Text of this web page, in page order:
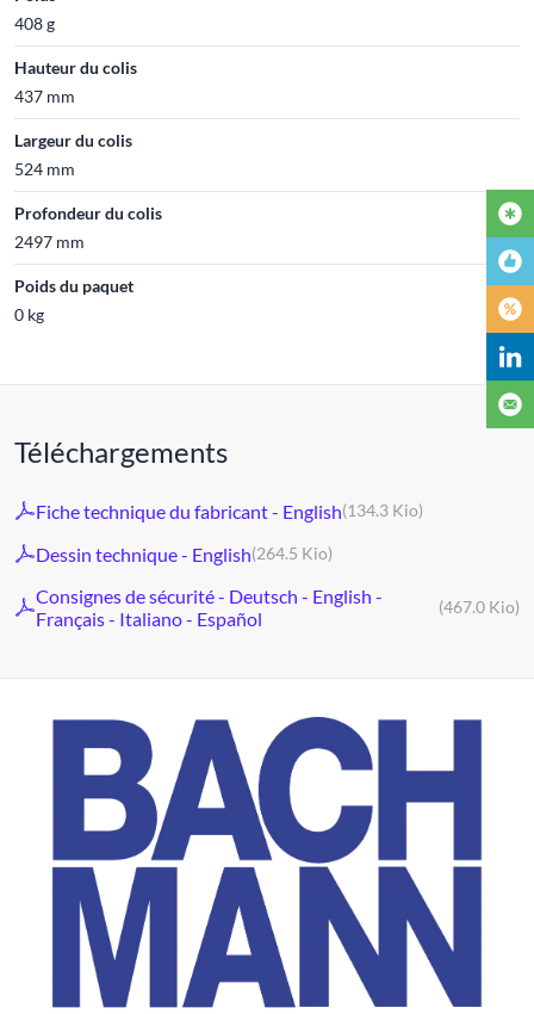
408 g
Hauteur du colis
437 mm
Largeur du colis
524 mm
Profondeur du colis
2497 mm
Poids du paquet
0 kg
Téléchargements
Fiche technique du fabricant - English(134.3 Kio)
Dessin technique - English(264.5 Kio)
Consignes de sécurité - Deutsch - English -
Français - Italiano - Español
(467.0 Kio)